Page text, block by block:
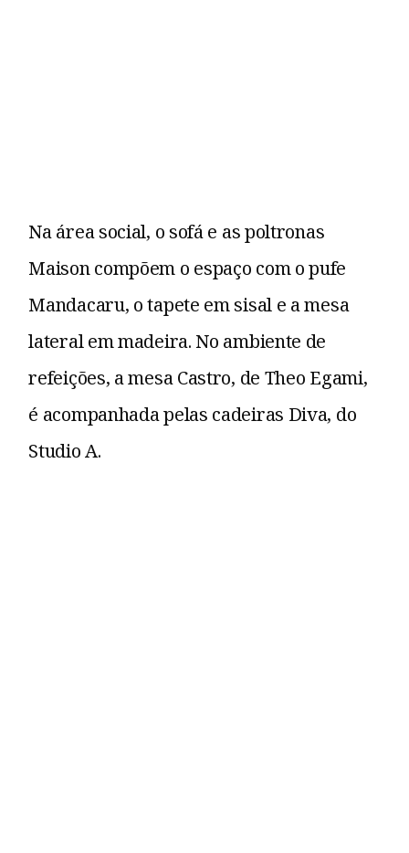
Na área social, o sofá e as poltronas
Maison compõem o espaço com o pufe
Mandacaru, o tapete em sisal e a mesa
lateral em madeira. No ambiente de
refeições, a mesa Castro, de Theo Egami,
é acompanhada pelas cadeiras Diva, do
Studio A.